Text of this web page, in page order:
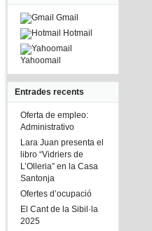
Gmail
Hotmail
Yahoomail
Entrades recents
Oferta de empleo:
Administrativo
Lara Juan presenta el
libro “Vidriers de
L’Olleria” en la Casa
Santonja
Ofertes d’ocupació
El Cant de la Sibil·la
2025